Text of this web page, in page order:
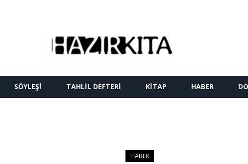
SÖYLEŞI TAHLIL DEFTERI KITAP HABER
HABER